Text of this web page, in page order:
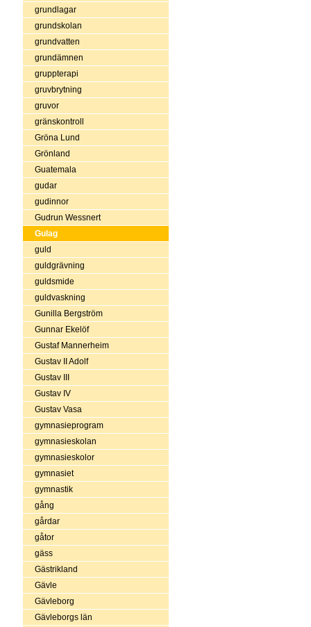
grundlagar
grundskolan
grundvatten
grundämnen
gruppterapi
gruvbrytning
gruvor
gränskontroll
Gröna Lund
Grönland
Guatemala
gudar
gudinnor
Gudrun Wessnert
Gulag
guld
guldgrävning
guldsmide
guldvaskning
Gunilla Bergström
Gunnar Ekelöf
Gustaf Mannerheim
Gustav II Adolf
Gustav III
Gustav IV
Gustav Vasa
gymnasieprogram
gymnasieskolan
gymnasieskolor
gymnasiet
gymnastik
gång
gårdar
gåtor
gäss
Gästrikland
Gävle
Gävleborg
Gävleborgs län